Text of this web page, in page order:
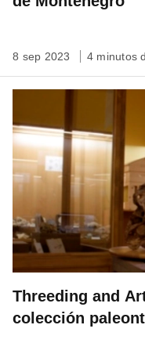
8 sep 2023 4 minutos
Threeding and
colección